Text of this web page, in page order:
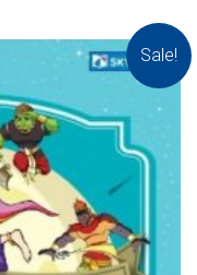
Sale!